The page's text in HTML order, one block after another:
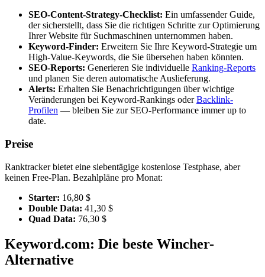
SEO-Content-Strategy-Checklist: Ein umfassender Guide,
der sicherstellt, dass Sie die richtigen Schritte zur Optimierung
Ihrer Website für Suchmaschinen unternommen haben.
Keyword-Finder: Erweitern Sie Ihre Keyword-Strategie um
High-Value-Keywords, die Sie übersehen haben könnten.
SEO-Reports: Generieren Sie individuelle Ranking-Reports
und planen Sie deren automatische Auslieferung.
Alerts: Erhalten Sie Benachrichtigungen über wichtige
Veränderungen bei Keyword-Rankings oderBacklink-
Profilen — bleiben Sie zur SEO-Performance immer up to
date.
Preise
Ranktracker bietet eine siebentägige kostenlose Testphase, aber
keinen Free-Plan. Bezahlpläne pro Monat:
Starter: 16,80 $
Double Data: 41,30 $
Quad Data: 76,30 $
Keyword.com: Die beste Wincher-
Alternative